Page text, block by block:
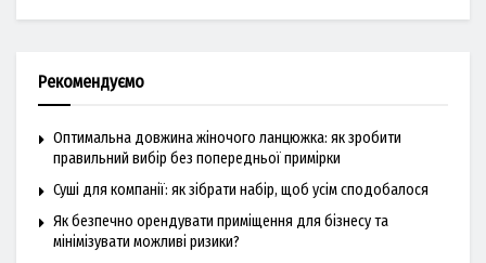
Рекомендуємо
Оптимальна довжина жіночого ланцюжка: як зробити
правильний вибір без попередньої примірки
Суші для компанії: як зібрати набір, щоб усім сподобалося
Як безпечно орендувати приміщення для бізнесу та
мінімізувати можливі ризики?